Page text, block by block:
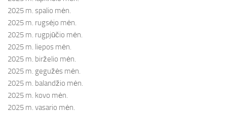
2025 m. spalio mėn.
2025 m. rugsėjo mėn.
2025 m. rugpjūčio mėn.
2025 m. liepos mėn.
2025 m. birželio mėn.
2025 m. gegužės mėn.
2025 m. balandžio mėn.
2025 m. kovo mėn.
2025 m. vasario mėn.